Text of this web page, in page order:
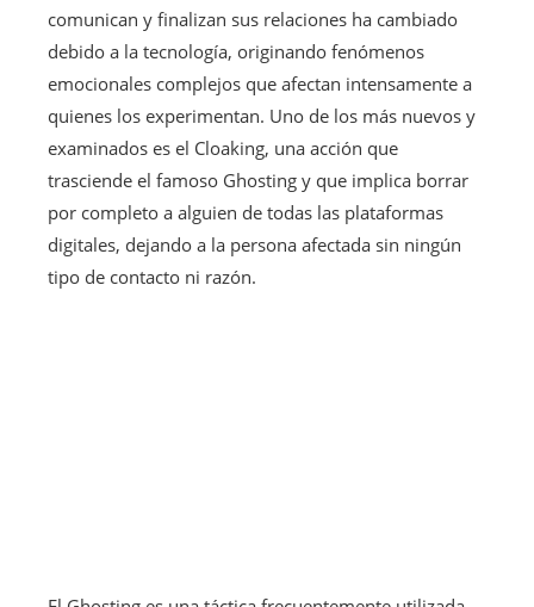
comunican y finalizan sus relaciones ha cambiado
debido a la tecnología, originando fenómenos
emocionales complejos que afectan intensamente a
quienes los experimentan. Uno de los más nuevos y
examinados es el Cloaking, una acción que
trasciende el famoso Ghosting y que implica borrar
por completo a alguien de todas las plataformas
digitales, dejando a la persona afectada sin ningún
tipo de contacto ni razón.